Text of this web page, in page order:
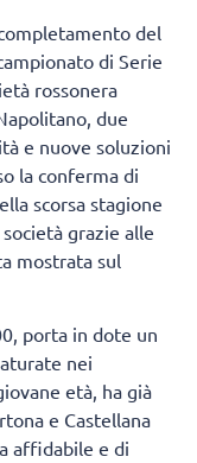
del
di Serie
rossonera
due
e nuove soluzioni
la conferma di
scorsa stagione
grazie alle
mostrata sul
porta in dote un
nei
età, ha già
e Castellana
affidabile e di